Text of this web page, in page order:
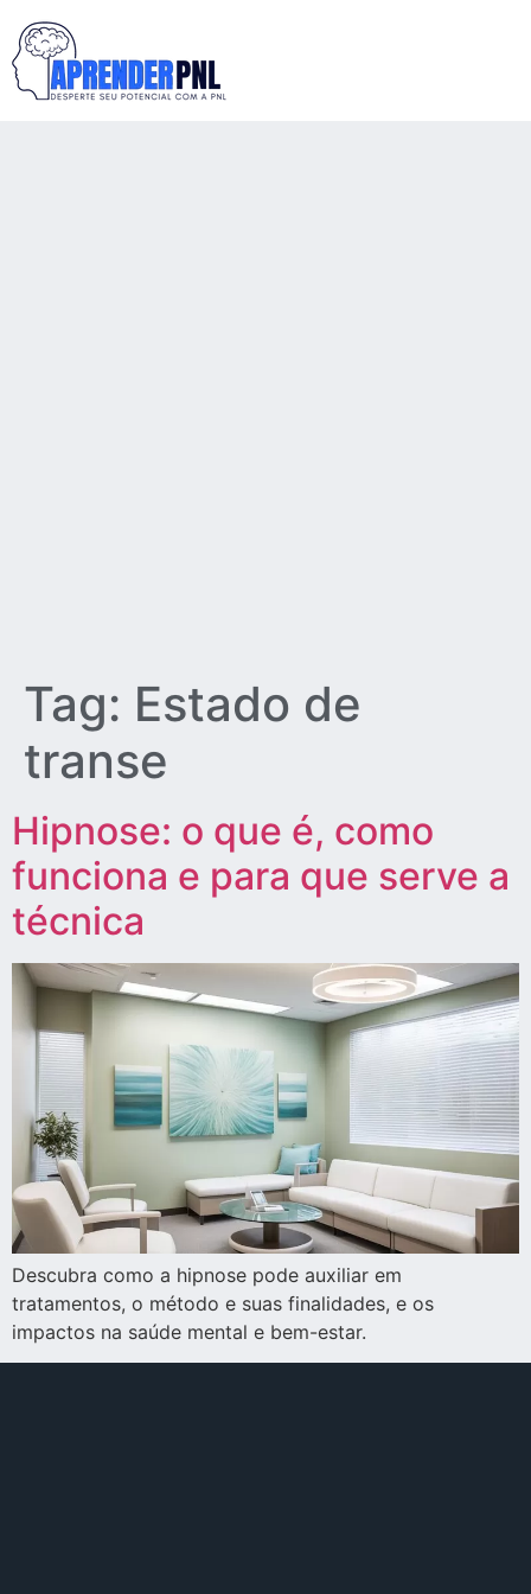
Tag: Estado de
transe
Hipnose: o que é, como
funciona e para que serve a
técnica
Descubra como a hipnose pode auxiliar em
tratamentos, o método e suas finalidades, e os
impactos na saúde mental e bem-estar.